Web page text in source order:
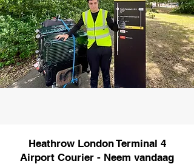
Heathrow London Terminal 4
Airport Courier - Neem vandaag